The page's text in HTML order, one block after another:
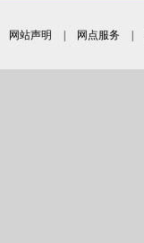
网站声明 网点服务